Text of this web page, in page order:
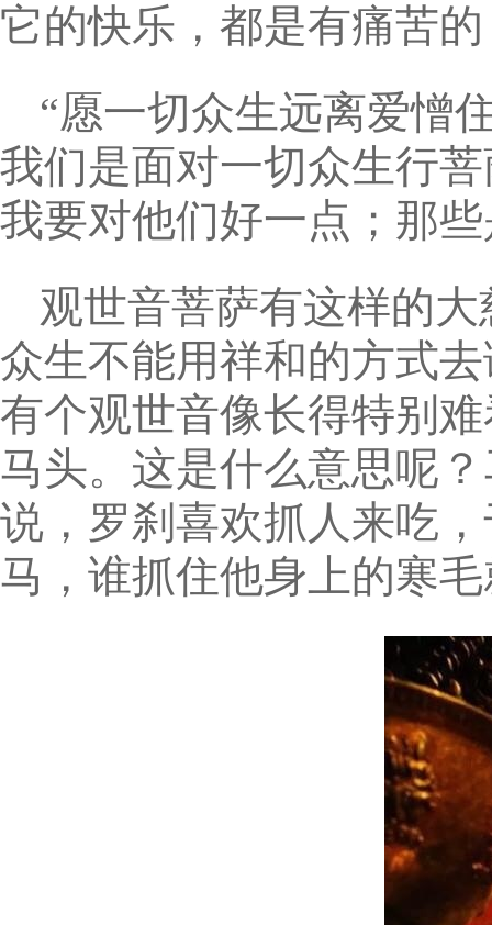
它的快乐，都是有痛苦
“愿一切众生远离爱憎
我们是面对一切众生行
我要对他们好一点；那
观世音菩萨有这样的
众生不能用祥和的方式
有个观世音像长得特别
马头。这是什么意思呢
说，罗刹喜欢抓人来吃
马，谁抓住他身上的寒